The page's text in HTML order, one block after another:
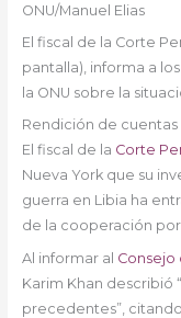
ONU/Manuel Elias
El fiscal de la Corte
pantalla), informa a
la ONU sobre la
Rendición de
El fiscal de la Corte
Nueva York que su
guerra en Libia ha
de la cooperación
Al informar al Consejo
Karim Khan describió
precedentes”,